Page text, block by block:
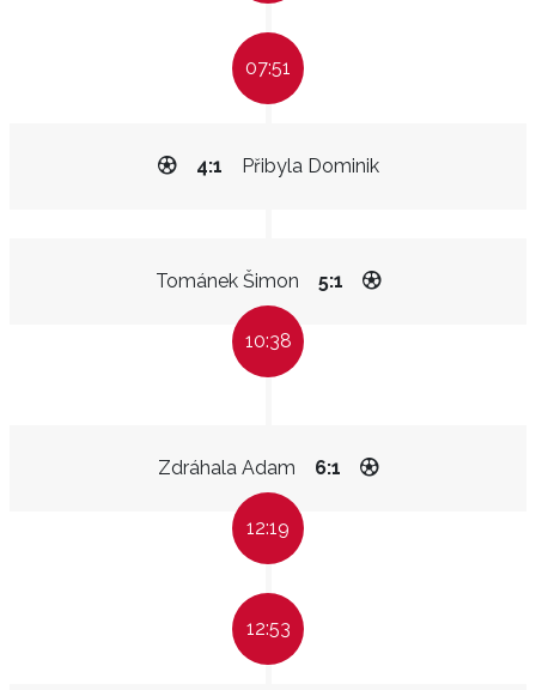
07:51
Přibyla Dominik
4:1
Tománek Šimon 5:1
10:38
Zdráhala Adam 6:1
12:19
12:53